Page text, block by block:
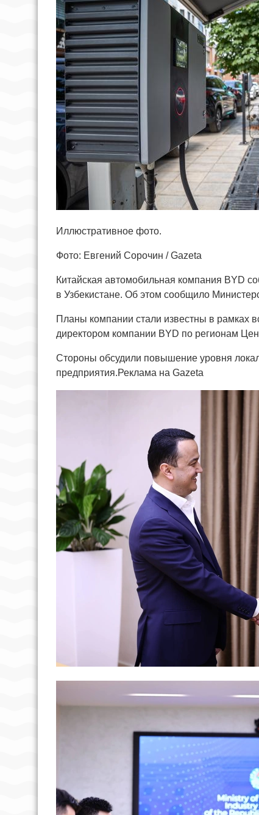
Иллюстративное фото.
Фото: Евгений Сорочин / Gazeta
Китайская автомобильная компания BYD
в Узбекистане. Об этом сообщило
Планы компании стали известны в рамках
директором компании BYD по регионам
Стороны обсудили повышение уровня
предприятия.Реклама на Gazeta